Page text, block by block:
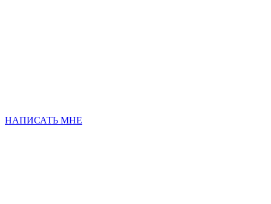
НАПИСАТЬ МНЕ